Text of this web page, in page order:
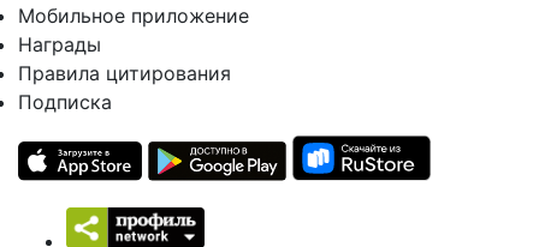
Мобильное приложение
Награды
Правила цитирования
Подписка